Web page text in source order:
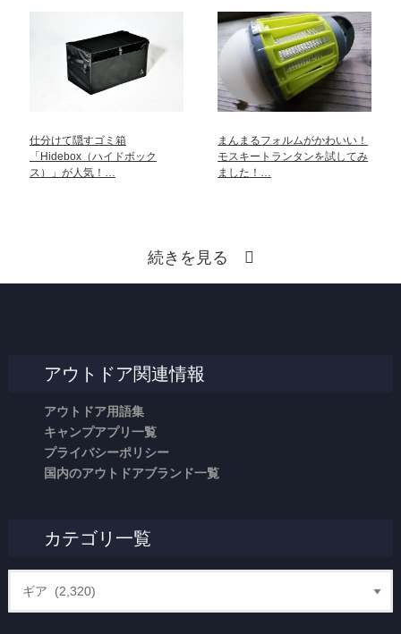
仕分けて隠すゴミ箱
「Hidebox（ハイドボック
ス）」が人気！…
まんまるフォルムがかわいい！
モスキートランタンを試してみ
ました！…
続きを見る
アウトドア関連情報
アウトドア用語集
キャンプアプリ一覧
プライバシーポリシー
国内のアウトドアブランド一覧
カテゴリ一覧